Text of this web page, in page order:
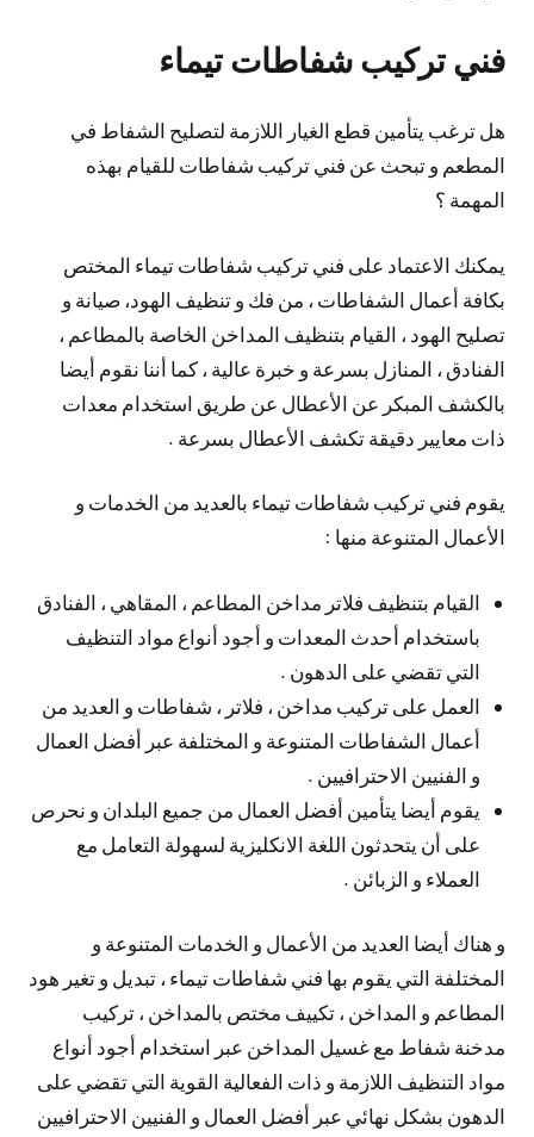
فني تركيب شفاطات تيماء
هل ترغب يتأمين قطع الغيار اللازمة لتصليح الشفاط في
المطعم و تبحث عن فني تركيب شفاطات للقيام بهذه
المهمة ؟
يمكنك الاعتماد على فني تركيب شفاطات تيماء المختص
بكافة أعمال الشفاطات ، من فك و تنظيف الهود، صيانة و
تصليح الهود ، القيام بتنظيف المداخن الخاصة بالمطاعم ،
الفنادق ، المنازل بسرعة و خبرة عالية ، كما أننا نقوم أيضا
بالكشف المبكر عن الأعطال عن طريق استخدام معدات
ذات معايير دقيقة تكشف الأعطال بسرعة .
يقوم فني تركيب شفاطات تيماء بالعديد من الخدمات و
الأعمال المتنوعة منها :
القيام بتنظيف فلاتر مداخن المطاعم ، المقاهي ، الفنادق
باستخدام أحدث المعدات و أجود أنواع مواد التنظيف
التي تقضي على الدهون .
العمل على تركيب مداخن ، فلاتر ، شفاطات و العديد من
أعمال الشفاطات المتنوعة و المختلفة عبر أفضل العمال
و الفنيين الاحترافيين .
يقوم أيضا يتأمين أفضل العمال من جميع البلدان و نحرص
على أن يتحدثون اللغة الانكليزية لسهولة التعامل مع
العملاء و الزبائن .
و هناك أيضا العديد من الأعمال و الخدمات المتنوعة و
المختلفة التي يقوم بها فني شفاطات تيماء ، تبديل و تغير هود
المطاعم و المداخن ، تكييف مختص بالمداخن ، تركيب
مدخنة شفاط مع غسيل المداخن عبر استخدام أجود أنواع
مواد التنظيف اللازمة و ذات الفعالية القوية التي تقضي على
الدهون بشكل نهائي عبر أفضل العمال و الفنيين الاحترافيين